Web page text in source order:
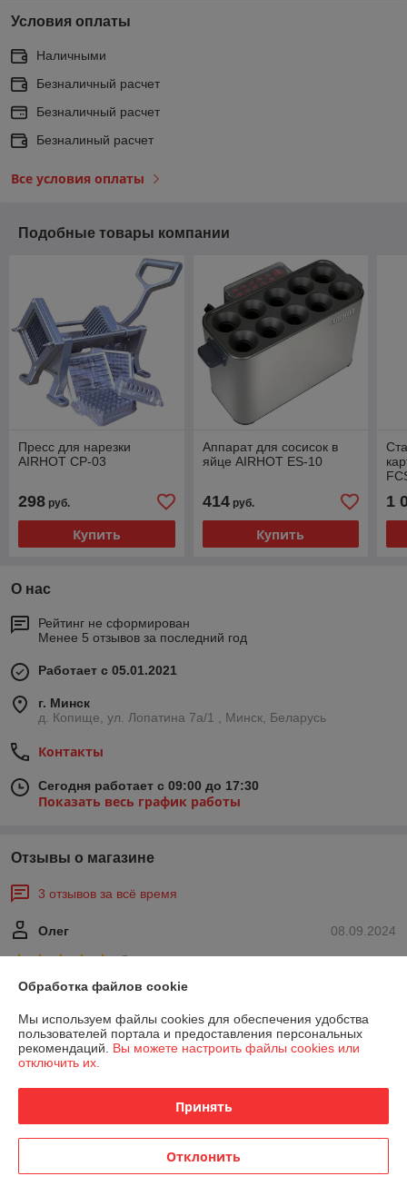
Условия оплаты
Наличными
Безналичный расчет
Безналичный расчет
Безналиный расчет
Все условия оплаты
Подобные товары компании
Пресс для нарезки
AIRHOT CP-03
298 руб.
Купить
Аппарат для сосисок в
яйце AIRHOT ES-10
414руб.
Купить
1
О нас
Рейтинг не сформирован
Менее 5 отзывов за последний год
Работает с 05.01.2021
г. Минск
д. Копище, ул. Лопатина 7а/1 , Минск, Беларусь
Контакты
Сегодня работает с 09:00 до 17:30
Показать весь график работы
Отзывы о магазине
3 отзывов за всё время
08.09.2024
Олег
Отлично
Отлично
Сделка подтверждена через корзину
Показать все отзывы
О нас
Обработка файлов cookie
Мы используем файлы cookies для обеспечения удобства
пользователей портала и предоставления персональных
рекомендаций. Вы можете настроить файлы cookies или
отключить их.
Принять
Отклонить